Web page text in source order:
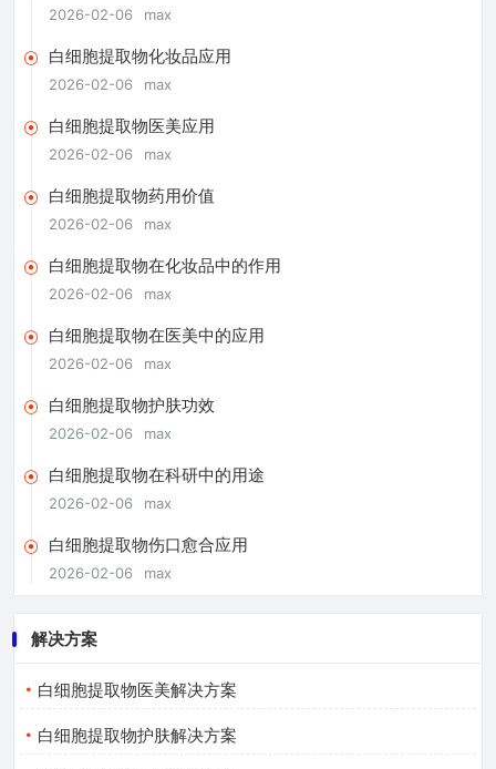
2026-02-06 max
白细胞提取物化妆品应用
2026-02-06 max
白细胞提取物医美应用
2026-02-06 max
白细胞提取物药用价值
2026-02-06 max
白细胞提取物在化妆品中的作用
2026-02-06 max
白细胞提取物在医美中的应用
2026-02-06 max
白细胞提取物护肤功效
2026-02-06 max
白细胞提取物在科研中的用途
2026-02-06 max
白细胞提取物伤口愈合应用
2026-02-06 max
解决方案
白细胞提取物医美解决方案
白细胞提取物护肤解决方案